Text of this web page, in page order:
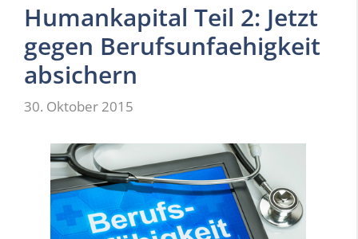
Humankapital Teil 2: Jetzt
gegen Berufsunfaehigkeit
absichern
30. Oktober 2015